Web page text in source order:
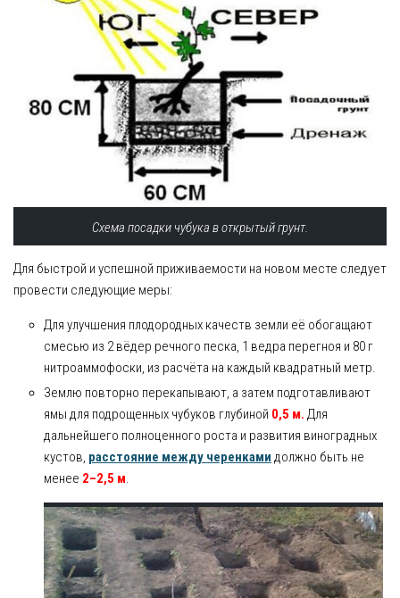
Схема посадки чубука в открытый грунт.
Для быстрой и успешной приживаемости на новом месте следует
провести следующие меры:
Для улучшения плодородных качеств земли её обогащают
смесью из 2 вёдер речного песка, 1 ведра перегноя и 80 г
нитроаммофоски, из расчёта на каждый квадратный метр.
Землю повторно перекапывают, а затем подготавливают
ямы для подрощенных чубуков глубиной 0,5 м. Для
дальнейшего полноценного роста и развития виноградных
кустов, расстояние между черенками должно быть не
менее 2–2,5 м.